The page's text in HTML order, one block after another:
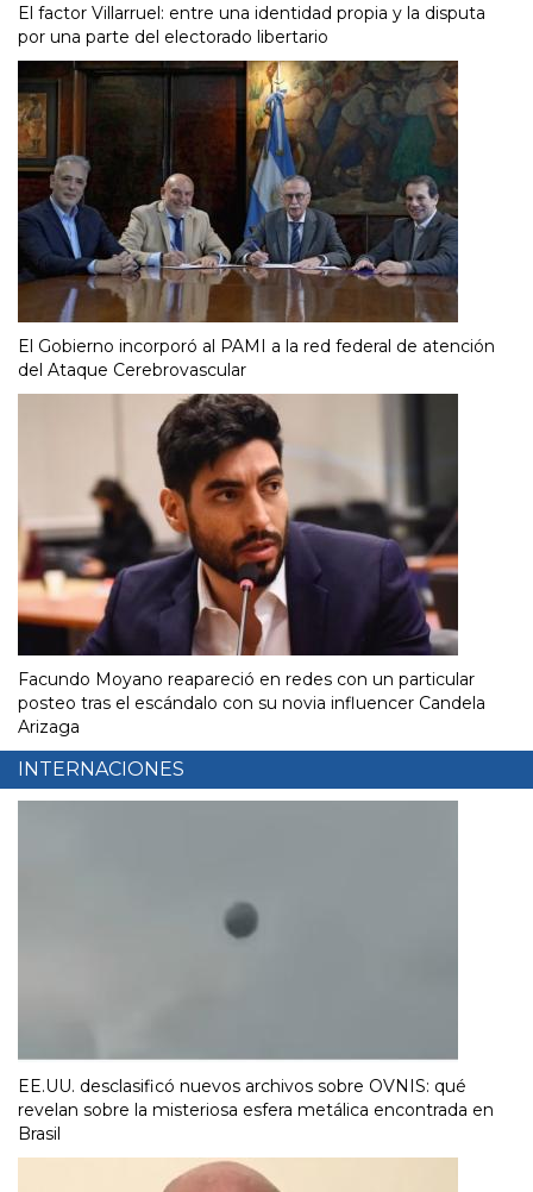
El factor Villarruel: entre una identidad propia y la disputa
por una parte del electorado libertario
El Gobierno incorporó al PAMI a la red federal de atención
del Ataque Cerebrovascular
Facundo Moyano reapareció en redes con un particular
posteo tras el escándalo con su novia influencer Candela
Arizaga
INTERNACIONES
EE.UU. desclasificó nuevos archivos sobre OVNIS: qué
revelan sobre la misteriosa esfera metálica encontrada en
Brasil